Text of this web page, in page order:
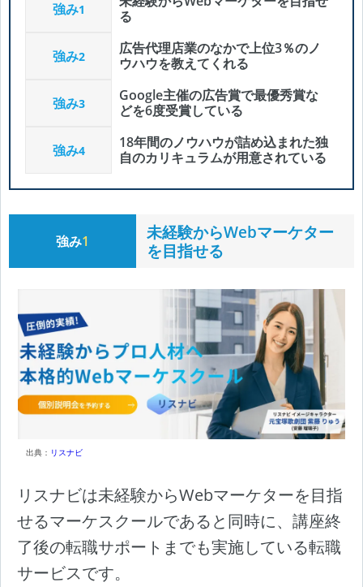
強み1
る
強み2
広告代理店業のなかで上位3％のノ
ウハウを教えてくれる
強み3
Google主催の広告賞で最優秀賞な
どを6度受賞している
強み4
18年間のノウハウが詰め込まれた独
自のカリキュラムが用意されている
強み1
未経験からWebマーケター
を目指せる
出典： リスナビ
リスナビは未経験からWebマーケターを目指
せるマーケスクールであると同時に、講座終
了後の転職サポートまでも実施している転職
サービスです。